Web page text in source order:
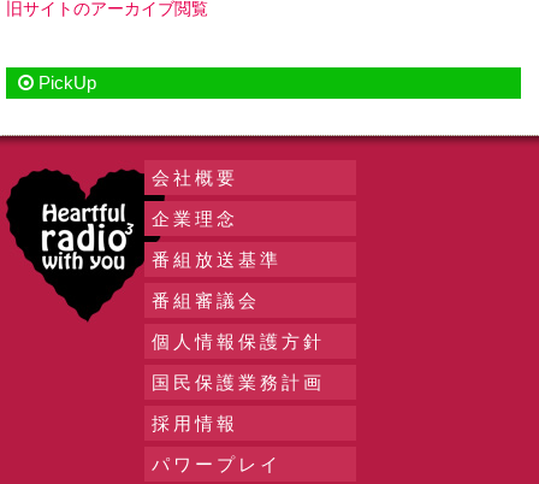
旧サイトのアーカイブ閲覧
PickUp
会社概要
企業理念
番組放送基準
番組審議会
個人情報保護方針
国民保護業務計画
採用情報
パワープレイ